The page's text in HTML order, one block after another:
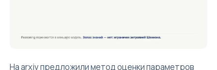
На arxiv предложили метод оценки параметров